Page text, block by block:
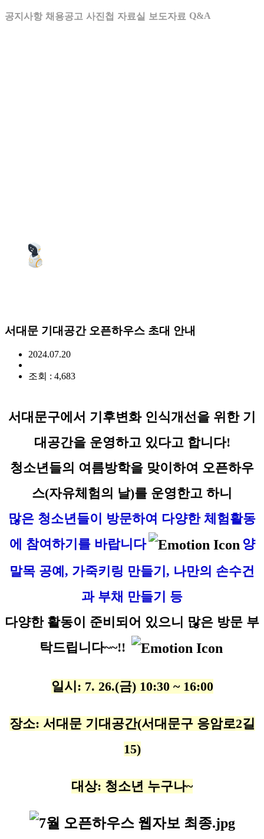
공지사항 채용공고 사진첩 자료실 보도자료 Q&A
서대문 기대공간 오픈하우스 초대 안내
2024.07.20
조회 : 4,683
서대문구에서 기후변화 인식개선을 위한 기
대공간을 운영하고 있다고 합니다!
청소년들의 여름방학을 맞이하여 오픈하우
스(자유체험의 날)를 운영한고 하니
많은 청소년들이 방문하여 다양한 체험활동
에 참여하기를 바랍니다
양
말목 공예, 가죽키링 만들기, 나만의 손수건
과 부채 만들기 등
다양한 활동이 준비되어 있으니 많은 방문 부
탁드립니다~~!!
일시: 7. 26.(금) 10:30 ~ 16:00
장소: 서대문 기대공간(서대문구 응암로2길
15)
대상: 청소년 누구나~